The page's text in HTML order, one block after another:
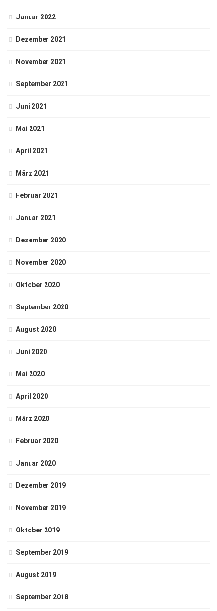
Januar 2022
Dezember 2021
November 2021
September 2021
Juni 2021
Mai 2021
April 2021
März 2021
Februar 2021
Januar 2021
Dezember 2020
November 2020
Oktober 2020
September 2020
August 2020
Juni 2020
Mai 2020
April 2020
März 2020
Februar 2020
Januar 2020
Dezember 2019
November 2019
Oktober 2019
September 2019
August 2019
September 2018